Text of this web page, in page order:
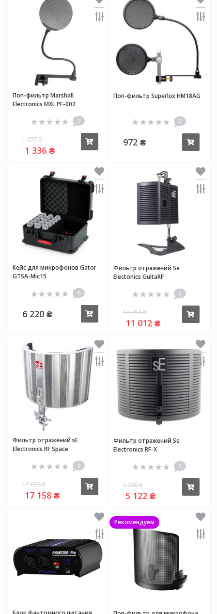
Поп-фильтр Marshall
Electronics MXL PF-002
0
1 377 ₴
1 336 ₴
Поп-фильтр Superlux HM18AG
0
972 ₴
Кейс для микрофонов Gator
GTSA-Mic15
0
6 220 ₴
Фильтр отражений Se
Electonics GuitaRF
0
11 352 ₴
11 012 ₴
Фильтр отражений sE
Electronics RF Space
0
17 688 ₴
17 158 ₴
Фильтр отражений Se
Electronics RF-X
0
5 280 ₴
5 122 ₴
Рекомендуем